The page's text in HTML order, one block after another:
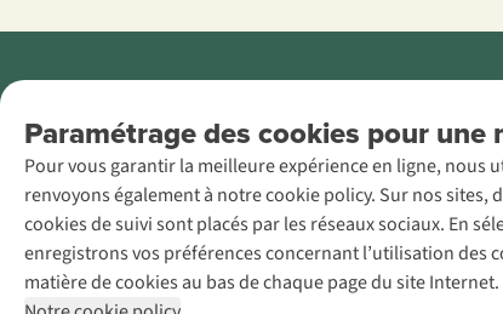
Paramétrage des cookies pour une
Pour vous garantir la meilleure expérience en ligne,
renvoyons également à notre cookie policy. Sur nos
cookies de suivi sont placés par les réseaux sociaux. En
enregistrons vos préférences concernant l’utilisation des
matière de cookies au bas de chaque page du site Internet.
AS Adventure
France SAS,
Rue du Vieux
Faubourg 14, F-
59000 Lille
+32 (0)3 828